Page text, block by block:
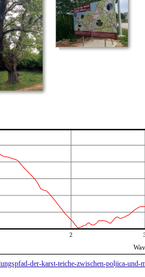
2
der-karst-teiche-zwischen-poljica-und-